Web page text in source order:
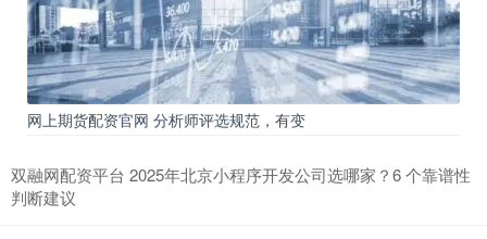
网上期货配资官网 分析师评选规范，有变
双融网配资平台 2025年北京小程序开发公司选哪家？6 个靠谱性
判断建议